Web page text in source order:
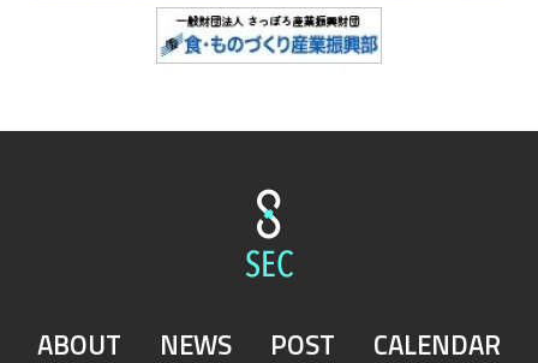
ABOUT NEWS POST CALENDAR